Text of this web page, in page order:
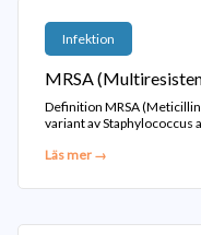
Infektion
MRSA
Definition MRSA
variant av
Läs mer →